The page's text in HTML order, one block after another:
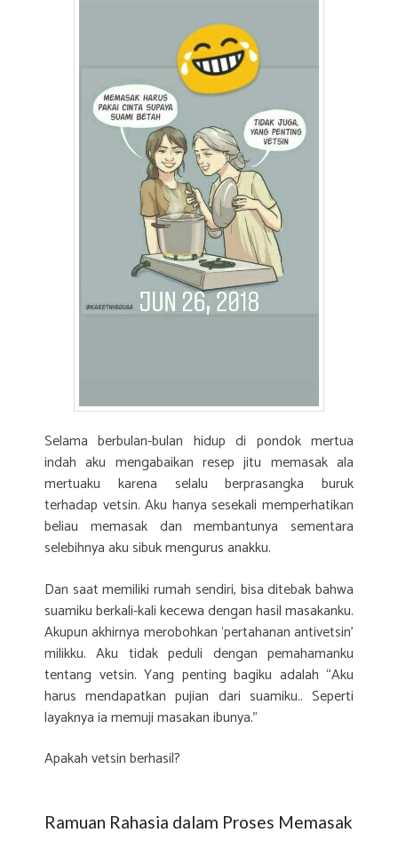
Selama berbulan-bulan hidup di pondok mertua
indah aku mengabaikan resep jitu memasak ala
mertuaku karena selalu berprasangka buruk
terhadap vetsin. Aku hanya sesekali memperhatikan
beliau memasak dan membantunya sementara
selebihnya aku sibuk mengurus anakku.
Dan saat memiliki rumah sendiri, bisa ditebak bahwa
suamiku berkali-kali kecewa dengan hasil masakanku.
Akupun akhirnya merobohkan ‘pertahanan antivetsin’
milikku. Aku tidak peduli dengan pemahamanku
tentang vetsin. Yang penting bagiku adalah “Aku
harus mendapatkan pujian dari suamiku.. Seperti
layaknya ia memuji masakan ibunya.”
Apakah vetsin berhasil?
Ramuan Rahasia dalam Proses Memasak